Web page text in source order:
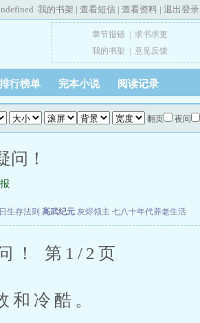
我的书架 | 查看短信 | 查看资料 | 退出登录
章节报错
求书求更
我的书架
意见反馈
排行榜单 完本小说 阅读记录
翻页 夜间
问！
生存法则 高武纪元 灰烬领主 七八十年代养老生活
！ 第1/2页
冷酷。